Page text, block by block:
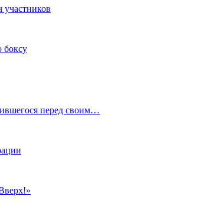
участников
боксу
перед своим…